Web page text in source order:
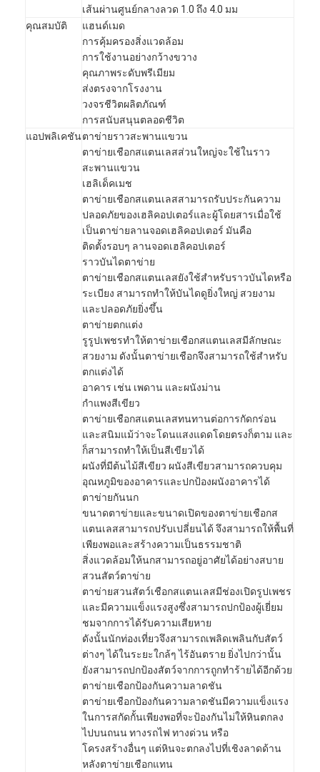
ผลิตภัณฑ์
เกี่ยวกับเรา
ทัวร์โรงงาน
ควบคุมคุณภาพ
จอทตอนนี้
สแตนเลส X Tend Mesh
สกรีนกรอง extruder
แพ็คหน้าจอเครื่องอัดรีด
ลวดสลิงตาข่าย
เส้นผ่านศูนย์กลางลวด 1.0 ถึง 4.0 มม
คุณสมบัติ
แฮนด์เมด
การคุ้มครองสิ่งแวดล้อม
การใช้งานอย่างกว้างขวาง
คุณภาพระดับพรีเมียม
ส่งตรงจากโรงงาน
วงจรชีวิตผลิตภัณฑ์
การสนับสนุนตลอดชีวิต
แอปพลิเคชันตาข่ายราวสะพานแขวน
ตาข่ายเชือกสแตนเลสส่วนใหญ่จะใช้ในราว
สะพานแขวน
เฮลิเด็คเมช
ตาข่ายเชือกสแตนเลสสามารถรับประกันความ
ปลอดภัยของเฮลิคอปเตอร์และผู้โดยสารเมื่อใช้
เป็นตาข่ายลานจอดเฮลิคอปเตอร์ มันคือ
ติดตั้งรอบๆ ลานจอดเฮลิคอปเตอร์
ราวบันไดตาข่าย
ตาข่ายเชือกสแตนเลสยังใช้สำหรับราวบันไดหรือ
ระเบียง สามารถทำให้บันไดดูยิ่งใหญ่ สวยงาม
และปลอดภัยยิ่งขึ้น
ตาข่ายตกแต่ง
รูรูปเพชรทำให้ตาข่ายเชือกสแตนเลสมีลักษณะ
สวยงาม ดังนั้นตาข่ายเชือกจึงสามารถใช้สำหรับ
ตกแต่งได้
อาคาร เช่น เพดาน และผนังม่าน
กำแพงสีเขียว
ตาข่ายเชือกสแตนเลสทนทานต่อการกัดกร่อน
และสนิมแม้ว่าจะโดนแสงแดดโดยตรงก็ตาม และ
ก็สามารถทำให้เป็นสีเขียวได้
ผนังที่มีต้นไม้สีเขียว ผนังสีเขียวสามารถควบคุม
อุณหภูมิของอาคารและปกป้องผนังอาคารได้
ตาข่ายกันนก
ขนาดตาข่ายและขนาดเปิดของตาข่ายเชือกส
แตนเลสสามารถปรับเปลี่ยนได้ จึงสามารถให้พื้นที่
เพียงพอและสร้างความเป็นธรรมชาติ
สิ่งแวดล้อมให้นกสามารถอยู่อาศัยได้อย่างสบาย
สวนสัตว์ตาข่าย
ตาข่ายสวนสัตว์เชือกสแตนเลสมีช่องเปิดรูปเพชร
และมีความแข็งแรงสูงซึ่งสามารถปกป้องผู้เยี่ยม
ชมจากการได้รับความเสียหาย
ดังนั้นนักท่องเที่ยวจึงสามารถเพลิดเพลินกับสัตว์
ต่างๆ ได้ในระยะใกล้ๆ ไร้อันตราย ยิ่งไปกว่านั้น
ยังสามารถปกป้องสัตว์จากการถูกทำร้ายได้อีกด้วย
ตาข่ายเชือกป้องกันความลาดชัน
ตาข่ายเชือกป้องกันความลาดชันมีความแข็งแรง
ในการสกัดกั้นเพียงพอที่จะป้องกันไม่ให้หินตกลง
ไปบนถนน ทางรถไฟ ทางด่วน หรือ
โครงสร้างอื่นๆ แต่หินจะตกลงไปที่เชิงลาดด้าน
หลังตาข่ายเชือกแทน